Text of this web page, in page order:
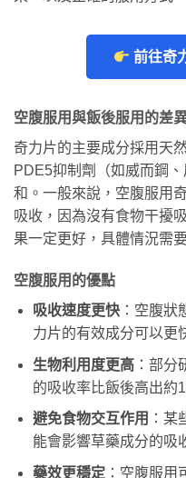
前往奇
空腹服用與飯後服用的差
奇力片的主要成分採用天
PDE5抑制劑（如威而鋼
和。一般來說，空腹服用
吸收，因為沒有食物干擾
果一定更好，具體情況需
空腹服用的優點
吸收速度更快：空腹狀
力片的有效成分可以更
生物利用度更高：部分
的吸收率比飯後高出約
避免食物交互作用 ：
能會影響草藥成分的吸
藥效更穩定：空腹服用